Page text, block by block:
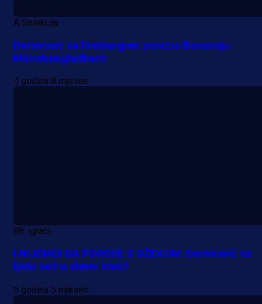
A Selekcija
Demirović sa Freiburgom ponizio Borussiju
Mönchengladbach
4 godina 8 mjesec
Bh. igrači
I NIJEMCI GA POREDE S DŽEKOM: Demirović na
ljeto seli u slavni klub?
5 godina 5 mjesec